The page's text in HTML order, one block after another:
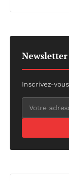
Newsletter
Inscrivez-